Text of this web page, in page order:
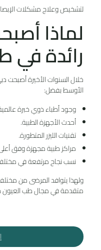
لتشخيص وعلاج مشكلات
لماذا
رائدة في
خلال السنوات الأخيرة أصبحت
الأوسط بفضل:
وجود أطباء ذوي خبرة
أحدث الأجهزة الطبية.
تقنيات الليزر المتطورة.
مراكز طبية مجهزة وفق أعلى
نسب نجاح مرتفعة في
ولهذا يتوافد المرضى من
متقدمة في مجال طب العيون